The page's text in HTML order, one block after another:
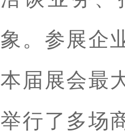
象。参展企
本届展会最
举行了多场